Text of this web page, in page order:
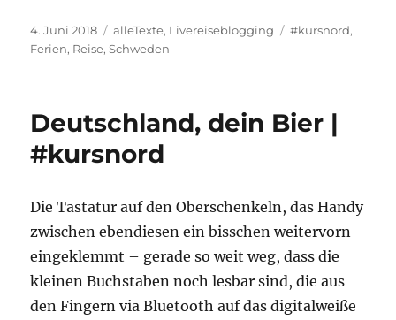
Veröffentlicht
am
4. Juni 2018 Kategorien
alleTexte, Livereiseblogging Schlagwörter
#kursnord,
Ferien, Reise,Schweden
Deutschland, dein Bier |
#kursnord
Die Tastatur auf den Oberschenkeln, das Handy
zwischen ebendiesen ein bisschen weitervorn
eingeklemmt – gerade so weit weg, dass die
kleinen Buchstaben noch lesbar sind, die aus
den Fingern via Bluetooth auf das digitalweiße